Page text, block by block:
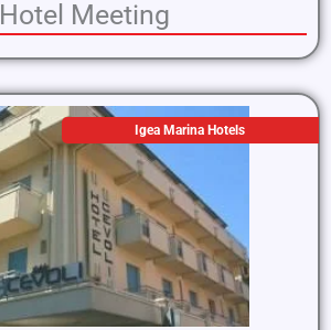
Hotel Meeting
Igea Marina Hotels